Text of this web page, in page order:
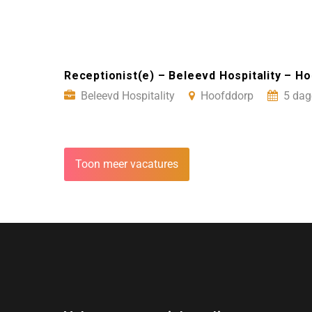
Receptionist(e) – Beleevd Hospitality –
Beleevd Hospitality
Hoofddorp 5
Toon meer vacatures